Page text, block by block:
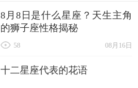
8月8日是什么星座？天生主角
的狮子座性格揭秘
08月16日
58
十二星座代表的花语